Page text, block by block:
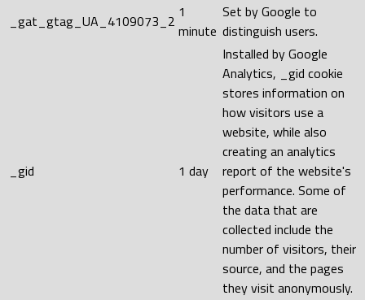
_gat_gtag_UA_4109073_2 1
minute
Set by Google to
distinguish users.
_gid 1 day
Installed by Google
Analytics, _gid cookie
stores information on
how visitors use a
website, while also
creating an analytics
report of the website's
performance. Some of
the data that are
collected include the
number of visitors, their
source, and the pages
they visit anonymously.